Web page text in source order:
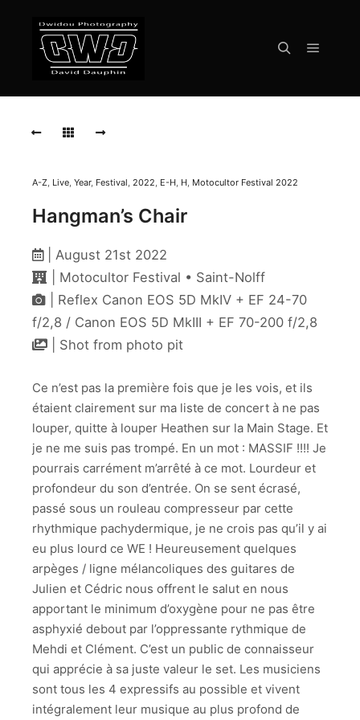
CHAIR
HANGMAN'S
CHAIR
HANGMAN'S
CHAIR
HANGMAN'S
HANGMAN'S
CHAIR
HANGMAN'S
CHAIR
HANGMAN'S
CHAIR
HANGMAN'S
CHAIR
HANGMAN'S
CHAIR
HANGMAN'S
CHAIR
HANGMAN'S
CHAIR
A-Z, Live, Year, Festival, 2022, E-H, H, Motocultor Festival 2022
Hangman’s Chair
| August 21st 2022
| Motocultor Festival • Saint-Nolff
| Reflex Canon EOS 5D MkIV + EF 24-70
f/2,8 / Canon EOS 5D MkIII + EF 70-200 f/2,8
| Shot from photo pit
Ce n’est pas la première fois que je les vois, et ils
étaient clairement sur ma liste de concert à ne pas
louper, quitte à louper Heathen sur la Main Stage. Et
je ne me suis pas trompé. En un mot : MASSIF !!!! Je
pourrais carrément m’arrêté à ce mot. Lourdeur et
profondeur du son d’entrée. On se sent écrasé,
passé sous un rouleau compresseur par cette
rhythmique pachydermique, je ne crois pas qu’il y ai
eu plus lourd ce WE ! Heureusement quelques
arpèges / ligne mélancoliques des guitares de
Julien et Cédric nous offrent le salut en nous
apportant le minimum d’oxygène pour ne pas être
asphyxié debout par l’oppressante rythmique de
Mehdi et Clément. C’est un public de connaisseur
qui apprécie à sa juste valeur le set. Les musiciens
sont tous les 4 expressifs au possible et vivent
intégralement leur musique au plus profond de